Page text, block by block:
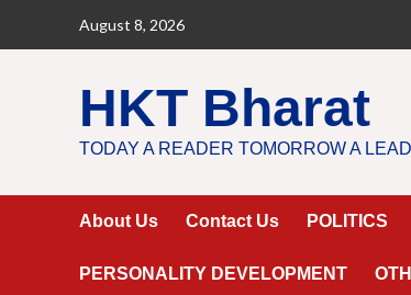
August 8, 2026
HKT Bharat
TODAY A READER TOMORROW A
About Us Contact Us POLITICS
PERSONALITY DEVELOPMENT